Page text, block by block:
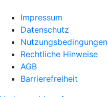
Impressum
Datenschutz
Nutzungsbedingungen
Rechtliche Hinweise
AGB
Barrierefreiheit